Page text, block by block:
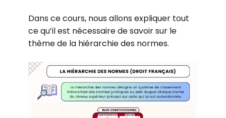
Dans ce cours, nous allons expliquer tout
ce qu’il est nécessaire de savoir sur le
thème de la hiérarchie des normes.